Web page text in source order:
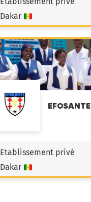
Dakar
EFOSANTE
Etablissement privé
Dakar